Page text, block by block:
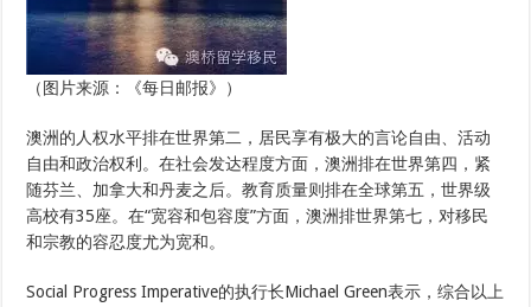
（图片来源：《每日邮报》）
澳洲的人权水平排在世界第二，居民享有极大的言论自由、活动
自由和政治权利。在社会发达程度方面，澳洲排在世界第四，紧
随芬兰、加拿大和丹麦之后。教育质量则排在全球第五，世界级
高校有35座。在“宽容和包容度”方面，澳洲排世界第七，对移民
和宗教的容忍度尤为宽和。
Social Progress Imperative的执行长Michael Green表示，综合以上